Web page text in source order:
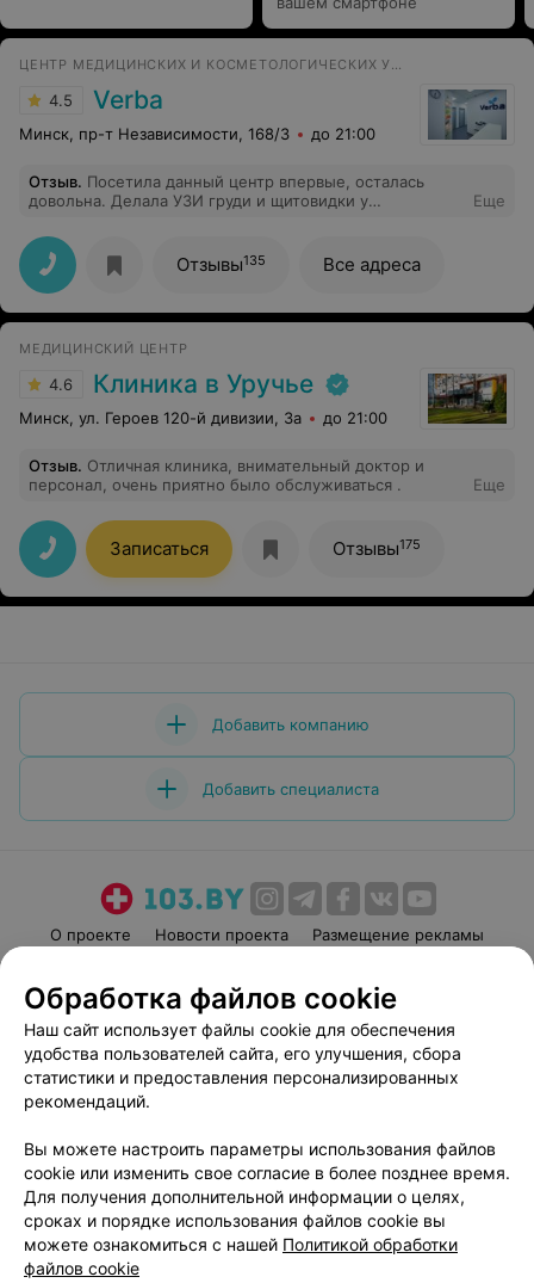
ЦЕНТР МЕДИЦИНСКИХ И КОСМЕТОЛОГИЧЕСКИХ УСЛУГ
4.5 Verba
Минск, пр-т Независимости, 168/3 до 21:00
Отзыв. Посетила данный центр впервые, осталась
довольна. Делала УЗИ груди и щитовидки у
поясняет так, чтобы все было понятно и не
"профессионалу". Рекомендую!
Еще
Отзывы135 Все адреса
МЕДИЦИНСКИЙ ЦЕНТР
4.6 Клиника в Уручье
Минск, ул. Героев 120-й дивизии, 3а до 21:00
Отзыв. Отличная клиника, внимательный доктор и
персонал, очень приятно было обслуживаться .
Еще
Записаться Отзывы175
Добавить компанию
Добавить специалиста
О проекте Новости проекта
Размещение рекламы
Пользовательское соглашение
Способы оплаты
Вакансии
Партнеры
Написать руководителю 103.by
Обработка персональных данных
Обработка файлов cookie
Наш сайт использует файлы cookie для обеспечения
удобства пользователей сайта, его улучшения, сбора
статистики и предоставления персонализированных
рекомендаций.
Вы можете настроить параметры использования файлов
cookie или изменить свое согласие в более позднее время.
Для получения дополнительной информации о целях,
сроках и порядке использования файлов cookie вы
можете ознакомиться с нашей Политикой обработки
файлов cookie